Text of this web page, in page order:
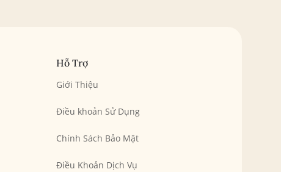
Hỗ Trợ
Giới Thiệu
Điều khoản Sử Dụng
Chính Sách Bảo Mật
Điều Khoản Dịch Vụ